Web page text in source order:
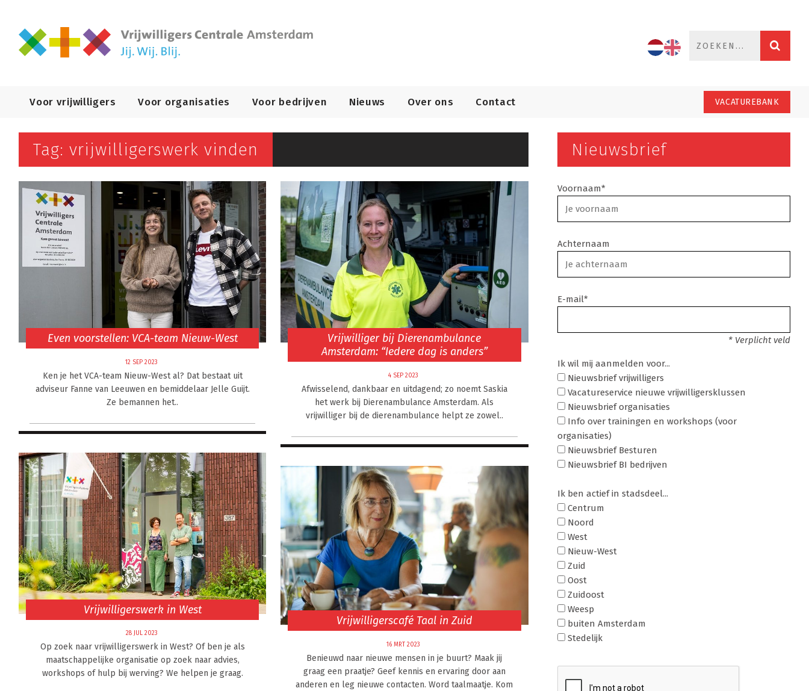
Navigation
Voor vrijwilligers Voor organisaties Voor bedrijven Nieuws Over ons Contact VACATUREBANK
Tag: vrijwilligerswerk vinden
Even voorstellen: VCA-team Nieuw-West
12 SEP 2023
Ken je het VCA-team Nieuw-West al? Dat bestaat uit
adviseur Fanne van Leeuwen en bemiddelaar Jelle Guijt.
Ze bemannen het..
Vrijwilligerswerk in West
28 JUL 2023
Op zoek naar vrijwilligerswerk in West? Of ben je als
maatschappelijke organisatie op zoek naar advies,
workshops of hulp bij werving? We helpen je graag.
Vrijwilliger bij Dierenambulance
Amsterdam: “Iedere dag is anders”
4 SEP 2023
Afwisselend, dankbaar en uitdagend; zo noemt Saskia
het werk bij Dierenambulance Amsterdam. Als
vrijwilliger bij de dierenambulance helpt ze zowel..
Vrijwilligerscafé Taal in Zuid
16 MRT 2023
Benieuwd naar nieuwe mensen in je buurt? Maak jij
graag een praatje? Geef kennis en ervaring door aan
anderen en leg nieuwe contacten. Word taalmaatje. Kom
Nieuwsbrief
Voornaam*
Achternaam
E-mail*
* Verplicht veld
Ik wil mij aanmelden voor...
Nieuwsbrief vrijwilligers
Vacatureservice nieuwe vrijwilligersklussen
Nieuwsbrief organisaties
Info over trainingen en workshops (voor
organisaties)
Nieuwsbrief Besturen
Nieuwsbrief BI bedrijven
Ik ben actief in stadsdeel...
Centrum
Noord
West
Nieuw-West
Zuid
Oost
Zuidoost
Weesp
buiten Amsterdam
Stedelijk